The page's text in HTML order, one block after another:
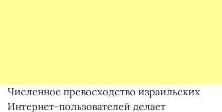
Численное превосходство израильских
Интернет-пользователей делает